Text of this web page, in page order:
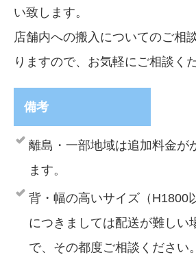
い致します。
店舗内への搬入についてのご相
りますので、お気軽にご相談く
備考
離島・一部地域は追加料金が
ます。
背・幅の高いサイズ（H1800
につきましては配送が難しい
で、その都度ご相談ください。